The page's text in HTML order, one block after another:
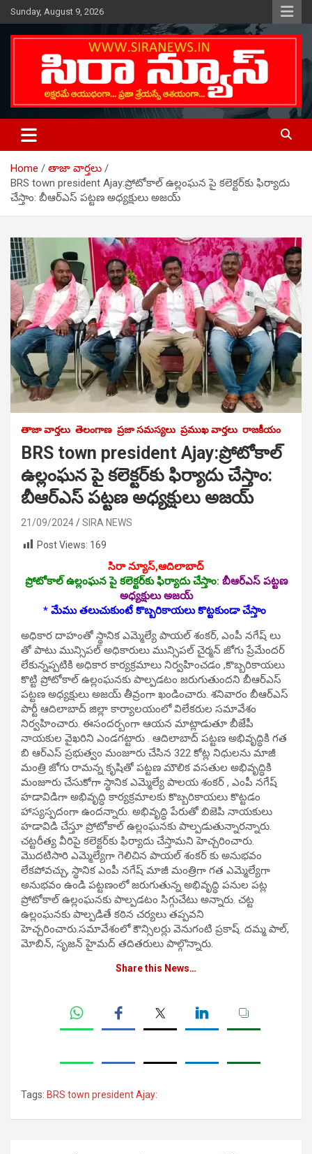
Skip
to
content
Sunday, August 9, 2026
SIRA NEWS
Telugu Online News Daily
Home
తాజా వార్తలు
BRS town president Ajay:ప్రోటోకాల్ ఉల్లంఘన పై క‌లెక్ట‌ర్‌కు ఫిర్యాదు
చేస్తాం: బీఆర్ఎస్‌ పట్టణ అధ్యక్షులు అజయ్
తాజా వార్తలు తెలంగాణ ప్రజా సమస్యలు ప్రముఖ వార్తలు రాజకీయం
BRS town president Ajay:ప్రోటోకాల్
ఉల్లంఘన పై క‌లెక్ట‌ర్‌కు ఫిర్యాదు చేస్తాం:
బీఆర్ఎస్‌ పట్టణ అధ్యక్షులు అజయ్
21/09/2024
SIRA NEWS
Post Views: 169
సిరా న్యూస్‌,ఆదిలాబాద్‌
ప్రోటోకాల్ ఉల్లంఘన పై క‌లెక్ట‌ర్‌కు ఫిర్యాదు చేస్తాం: బీఆర్ఎస్‌ పట్టణ
అధ్యక్షులు అజయ్
* మేము తలుచుకుంటే కొబ్బరికాయలు కొట్టకుండా చేస్తాం
అధికార దాహంతో స్థానిక ఎమ్మెల్యే పాయల్ శంకర్, ఎంపీ నగేష్ లు
తో పాటు మున్సిపల్ అధికారులు మున్సిపల్ చైర్మన్ జోగు ప్రేమేందర్
లేకున్నప్పటికి అధికార కార్యక్రమాలు నిర్వహించడం ,కొబ్బరికాయలు
కొట్టి ప్రోటోకాల్ ఉల్లంఘనకు పాల్పడటం జరుగుతుందని బీఆర్ఎస్‌
పట్టణ అధ్యక్షులు అజయ్ తీవ్రంగా ఖండించారు. శనివారం బీఆర్ఎస్
పార్టీ ఆదిలాబాద్‌ జిల్లా కార్యాలయంలో విలేక‌రుల స‌మావేశం
నిర్వ‌హించారు. ఈసంద‌ర్బంగా ఆయ‌న మాట్లాడుతూ బీజేపీ
నాయకుల వైఖరిని ఎండగట్టారు . ఆదిలాబాద్ పట్టణ అభివృద్ధికి గత
బి ఆర్ఎస్ ప్రభుత్వం మంజూరు చేసిన 322 కోట్ల నిధులను మాజీ
మంత్రి జోగు రామన్న కృషితో పట్టణ మౌలిక వసతుల అభివృద్ధికి
మంజూరు చేసుకోగా స్థానిక ఎమ్మెల్యే పాలయ శంకర్ , ఎంపీ నగేష్
హడావిడిగా అభివృద్ధి కార్యక్రమాలకు కొబ్బరికాయలు కొట్టడం
హాస్యస్పదంగా ఉందన్నారు. అభివృద్ధి పేరుతో బిజెపి నాయకులు
హడావిడి చేస్తూ ప్రోటోకాల్ ఉల్లంఘనకు పాల్పడుతున్నారన్నారు.
చట్టరీత్య వీరిపై కలెక్టర్‌కు ఫిర్యాదు చేస్తామని హెచ్చరించారు.
మొదటిసారి ఎమ్మెల్యేగా గెలిచిన పాయల్ శంకర్ కు అనుభవం
లేకపోవచ్చు, స్థానిక ఎంపీ నగేష్ మాజీ మంత్రిగా గత ఎమ్మెల్యేగా
అనుభవం ఉండి పట్టణంలో జరుగుతున్న అభివృద్ధి పనుల పట్ల
ప్రోటోకాల్ ఉల్లంఘనకు పాల్పడటం సిగ్గుచేటు అన్నారు. చట్ట
ఉల్లంఘనకు పాల్పడితే కఠిన చర్యలు తప్పవని
హెచ్చరించారు.స‌మావేశంలో కౌన్సిలర్లు వెనుగంటి ప్రకాష్. దమ్మ పాల్,
మోబిన్, సృజన్ హైమద్ తదితరులు పాల్గొన్నారు.
Share this News…
Tags: BRS town president Ajay: